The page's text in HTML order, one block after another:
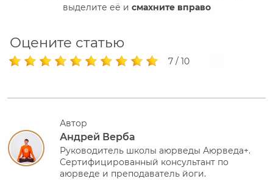
выделите её и смахните вправо
Оцените статью
7 / 10
Автор
Андрей Верба
Руководитель школы аюрведы Аюрведа+.
Сертифицированный консультант по
аюрведе и преподаватель йоги.